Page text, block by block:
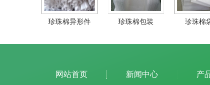
珍珠棉异形件 珍珠棉包装 珍珠棉
网站首页 新闻中心 产